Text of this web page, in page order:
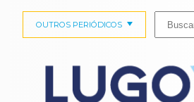
OUTROS PERIÓDICOS